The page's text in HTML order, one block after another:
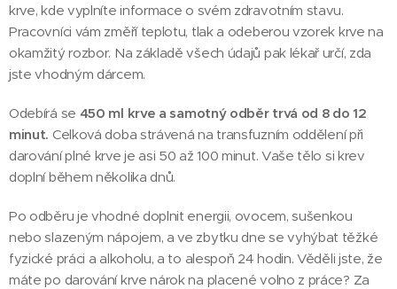
krve, kde vyplníte informace o svém zdravotním stavu.
Pracovníci vám změří teplotu, tlak a odeberou vzorek krve na
okamžitý rozbor. Na základě všech údajů pak lékař určí, zda
jste vhodným dárcem.
Odebírá se 450 ml krve a samotný odběr trvá od 8 do 12
minut. Celková doba strávená na transfuzním oddělení při
darování plné krve je asi 50 až 100 minut. Vaše tělo si krev
doplní během několika dnů.
Po odběru je vhodné doplnit energii, ovocem, sušenkou
nebo slazeným nápojem, a ve zbytku dne se vyhýbat těžké
fyzické práci a alkoholu, a to alespoň 24 hodin. Věděli jste, že
máte po darování krve nárok na placené volno z práce? Za